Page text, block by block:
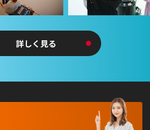
詳しく見る